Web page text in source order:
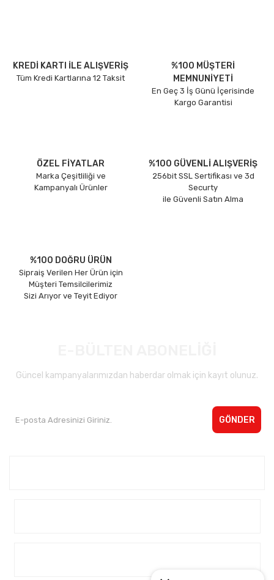
KREDİ KARTI İLE ALIŞVERİŞ
Tüm Kredi Kartlarına 12 Taksit
%100 MÜŞTERİ
MEMNUNİYETİ
En Geç 3 İş Günü İçerisinde
Kargo Garantisi
ÖZEL FİYATLAR
Marka Çeşitliliği ve
Kampanyalı Ürünler
%100 GÜVENLİ ALIŞVERİŞ
256bit SSL Sertifikası ve 3d
Securty
ile Güvenli Satın Alma
%100 DOĞRU ÜRÜN
Sipraiş Verilen Her Ürün için
Müşteri Temsilcilerimiz
Sizi Arıyor ve Teyit Ediyor
Güncel kampanyalarımızdan haberdar olmak için kayıt olunuz.
GÖNDER